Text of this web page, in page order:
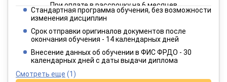
При оплате в рассрочку на 6 месяцев
1 924 руб.
При оплате в рассрочку на 12 месяцев
Стандартная программа обучения, без возможности
изменения дисциплин
Срок отправки оригиналов документов после
окончания обучения - 14 календарных дней
Внесение данных об обучении в ФИС ФРДО - 30
календарных дней с даты выдачи диплома
Смотреть еще (1)